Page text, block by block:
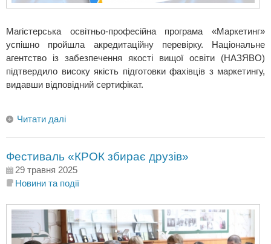
Магістерська освітньо-професійна програма «Маркетинг»
успішно пройшла акредитаційну перевірку. Національне
агентство із забезпечення якості вищої освіти (НАЗЯВО)
підтвердило високу якість підготовки фахівців з маркетингу,
видавши відповідний сертифікат.
Читати далі
Фестиваль «КРОК збирає друзів»
29 травня 2025
Новини та події